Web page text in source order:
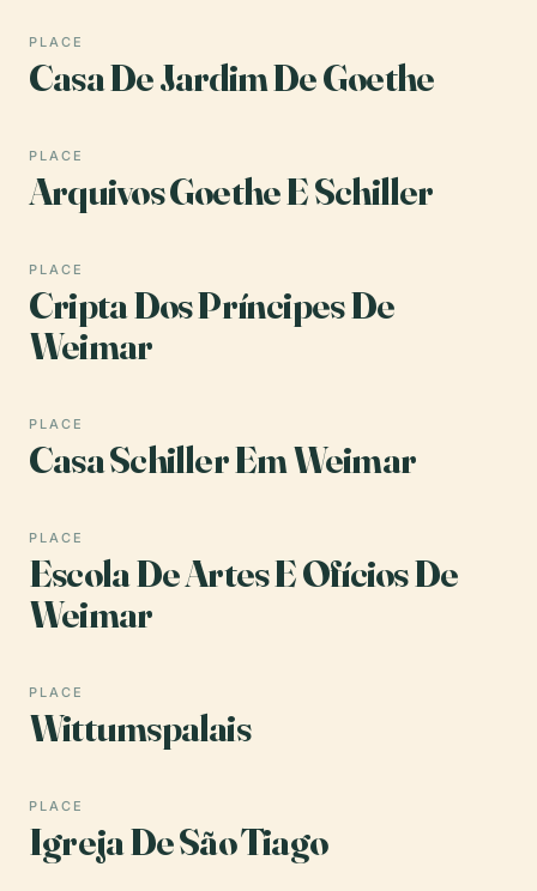
PLACE
Casa De Jardim De Goethe
PLACE
Arquivos Goethe E Schiller
PLACE
Cripta Dos Príncipes De
Weimar
PLACE
Casa Schiller Em Weimar
PLACE
Escola De Artes E Ofícios De
Weimar
PLACE
Wittumspalais
PLACE
Igreja De São Tiago